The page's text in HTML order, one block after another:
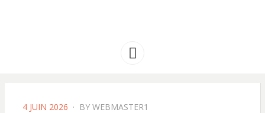
AMERIQUE
Menu
POSTED
4 JUIN 2026 BY WEBMASTER1